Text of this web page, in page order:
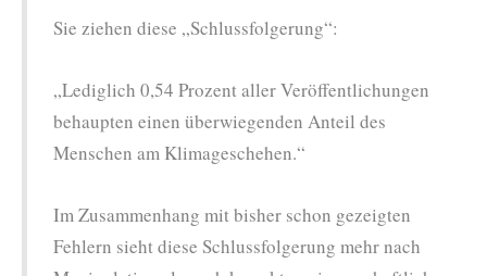
Sie ziehen diese „Schlussfolgerung“:
„Lediglich 0,54 Prozent aller Veröffentlichungen
behaupten einen überwiegenden Anteil des
Menschen am Klimageschehen.“
Im Zusammenhang mit bisher schon gezeigten
Fehlern sieht diese Schlussfolgerung mehr nach